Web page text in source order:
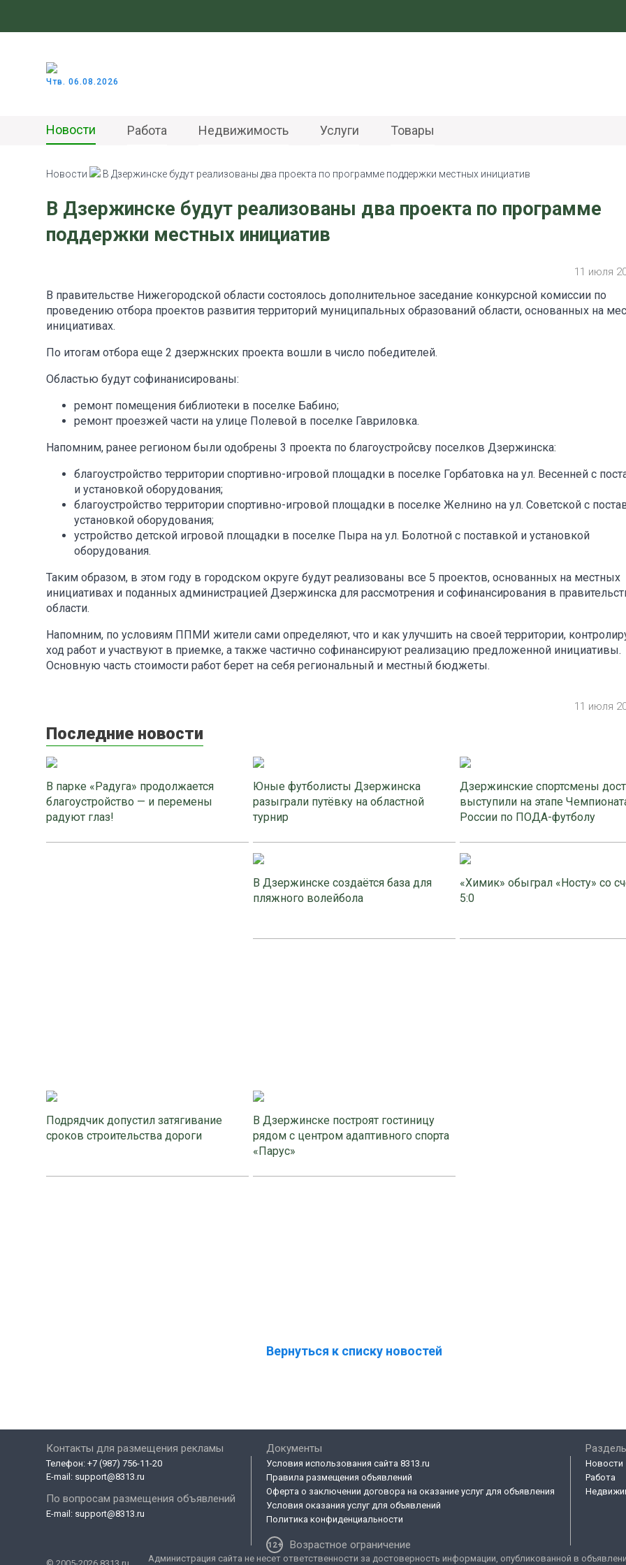
Чтв. 06.08.2026
Новости Работа Недвижимость Услуги Товары
Новости В Дзержинске будут реализованы два проекта по программе поддержки местных инициатив
В Дзержинске будут реализованы два проекта по программе
поддержки местных инициатив
11 июля
В правительстве Нижегородской области состоялось дополнительное заседание конкурсной комиссии по
проведению отбора проектов развития территорий муниципальных образований области, основанных на
инициативах.
По итогам отбора еще 2 дзержнских проекта вошли в число победителей.
Областью будут софинанисированы:
ремонт помещения библиотеки в поселке Бабино;
ремонт проезжей части на улице Полевой в поселке Гавриловка.
Напомним, ранее регионом были одобрены 3 проекта по благоустройсву поселков Дзержинска:
благоустройство территории спортивно-игровой площадки в поселке Горбатовка на ул. Весенней с
и установкой оборудования;
благоустройство территории спортивно-игровой площадки в поселке Желнино на ул. Советской с
установкой оборудования;
устройство детской игровой площадки в поселке Пыра на ул. Болотной с поставкой и установкой
оборудования.
Таким образом, в этом году в городском округе будут реализованы все 5 проектов, основанных на местных
инициативах и поданных администрацией Дзержинска для рассмотрения и софинансирования в
области.
Напомним, по условиям ППМИ жители сами определяют, что и как улучшить на своей территории,
ход работ и участвуют в приемке, а также частично софинансируют реализацию предложенной инициативы.
Основную часть стоимости работ берет на себя региональный и местный бюджеты.
11 июля
Последние новости
В парке «Радуга» продолжается
благоустройство — и перемены
радуют глаз!
Юные футболисты Дзержинска
разыграли путёвку на областной
турнир
Дзержинские спортсмены
выступили на этапе
России по ПОДА-футболу
В Дзержинске создаётся база для
пляжного волейбола
«Химик» обыграл «Носту» со
5:0
Подрядчик допустил затягивание
сроков строительства дороги
В Дзержинске построят гостиницу
рядом с центром адаптивного спорта
«Парус»
Вернуться к списку новостей
Контакты для размещения рекламы
Телефон: +7 (987) 756-11-20
E-mail: support@8313.ru
По вопросам размещения объявлений
E-mail: support@8313.ru
Документы
Условия использования сайта 8313.ru
Правила размещения объявлений
Оферта о заключении договора на оказание услуг для объявления
Условия оказания услуг для объявлений
Политика конфиденциальности
Возрастное ограничение
Новости
Работа
Администрация сайта не несет ответственности за достоверность информации, опубликованной в